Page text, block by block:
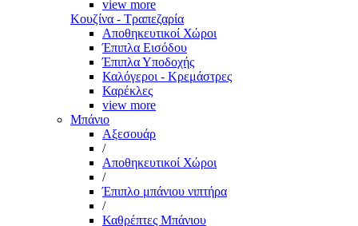
view more
Κουζίνα - Τραπεζαρία
Αποθηκευτικοί Χώροι
Έπιπλα Εισόδου
Έπιπλα Υποδοχής
Καλόγεροι - Κρεμάστρες
Καρέκλες
view more
Μπάνιο
Αξεσουάρ
/
Αποθηκευτικοί Χώροι
/
Έπιπλο μπάνιου νιπτήρα
/
Καθρέπτες Μπάνιου